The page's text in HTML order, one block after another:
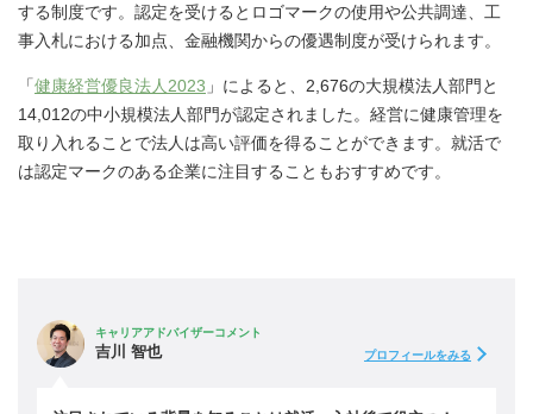
する制度です。認定を受けるとロゴマークの使用や公共調達、工
事入札における加点、金融機関からの優遇制度が受けられます。
「健康経営優良法人2023 」によると、2,676の大規模法人部門と
14,012の中小規模法人部門が認定されました。経営に健康管理を
取り入れることで法人は高い評価を得ることができます。就活で
は認定マークのある企業に注目することもおすすめです。
キャリアアドバイザーコメント
吉川 智也 プロフィールをみる